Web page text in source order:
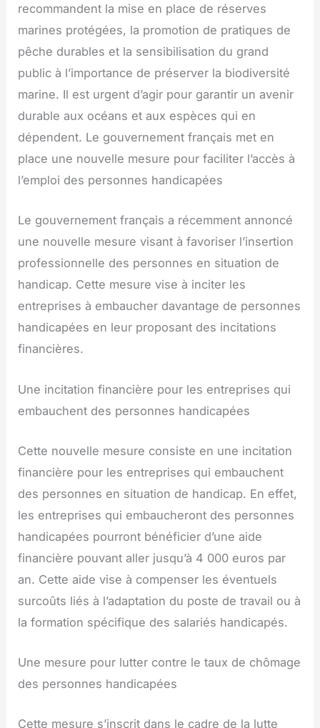
recommandent la mise en place de réserves
marines protégées, la promotion de pratiques de
pêche durables et la sensibilisation du grand
public à l’importance de préserver la biodiversité
marine. Il est urgent d’agir pour garantir un avenir
durable aux océans et aux espèces qui en
dépendent. Le gouvernement français met en
place une nouvelle mesure pour faciliter l’accès à
l’emploi des personnes handicapées
Le gouvernement français a récemment annoncé
une nouvelle mesure visant à favoriser l’insertion
professionnelle des personnes en situation de
handicap. Cette mesure vise à inciter les
entreprises à embaucher davantage de personnes
handicapées en leur proposant des incitations
financières.
Une incitation financière pour les entreprises qui
embauchent des personnes handicapées
Cette nouvelle mesure consiste en une incitation
financière pour les entreprises qui embauchent
des personnes en situation de handicap. En effet,
les entreprises qui embaucheront des personnes
handicapées pourront bénéficier d’une aide
financière pouvant aller jusqu’à 4 000 euros par
an. Cette aide vise à compenser les éventuels
surcoûts liés à l’adaptation du poste de travail ou à
la formation spécifique des salariés handicapés.
Une mesure pour lutter contre le taux de chômage
des personnes handicapées
Cette mesure s’inscrit dans le cadre de la lutte